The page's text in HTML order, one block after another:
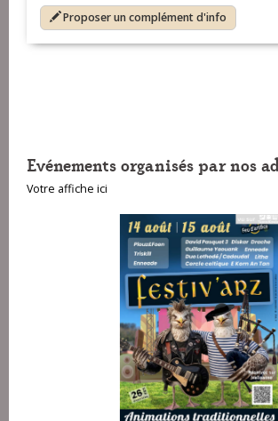
Proposer un complément d'info
Evénements organisés par nos
Votre affiche ici